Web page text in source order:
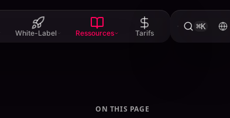
White-Label Ressources Tarifs
⌘K
ON THIS PAGE